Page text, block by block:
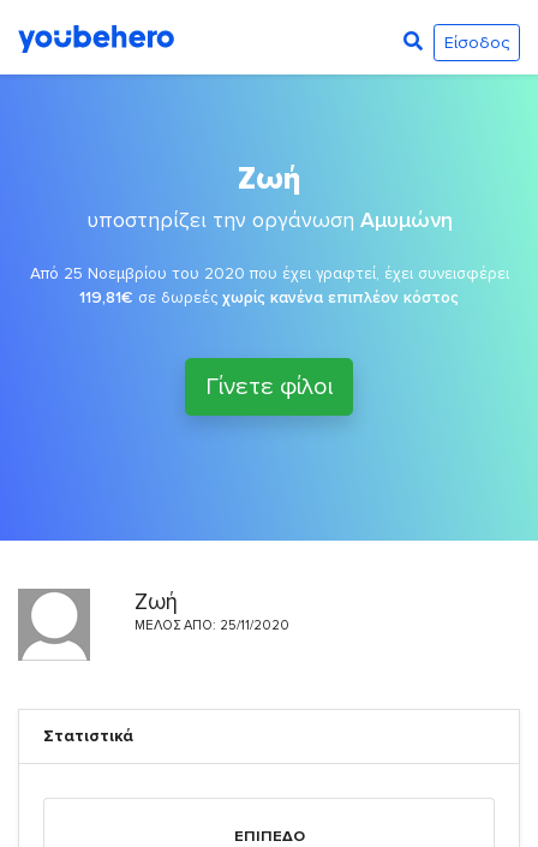
Είσοδος
Ζωή
υποστηρίζει την οργάνωση Αμυμώνη
Από 25 Νοεμβρίου του 2020 που έχει γραφτεί, έχει συνεισφέρει
119,81€ σε δωρεές χωρίς κανένα επιπλέον κόστος
Γίνετε φίλοι
Ζωή
ΜΈΛΟΣ ΑΠΌ: 25/11/2020
Στατιστικά
ΕΠΊΠΕΔΟ